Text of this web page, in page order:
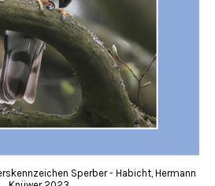
Sperber - Habicht, Hermann